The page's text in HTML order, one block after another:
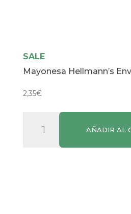
SALE
Mayonesa Hellmann’s
2,35€
Hellmann's
AÑADIR AL